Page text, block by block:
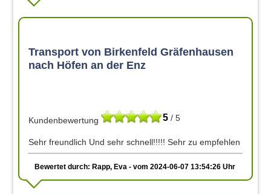
Transport von Birkenfeld Gräfenhausen
nach Höfen an der Enz
5 / 5
Kundenbewertung
Sehr freundlich Und sehr schnell!!!!! Sehr zu empfehlen
Bewertet durch: Rapp, Eva - vom 2024-06-07 13:54:26 Uhr